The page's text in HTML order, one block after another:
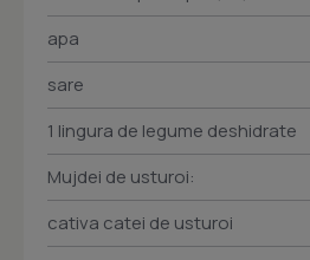
apa
sare
1 lingura de legume deshidrate
Mujdei de usturoi:
cativa catei de usturoi